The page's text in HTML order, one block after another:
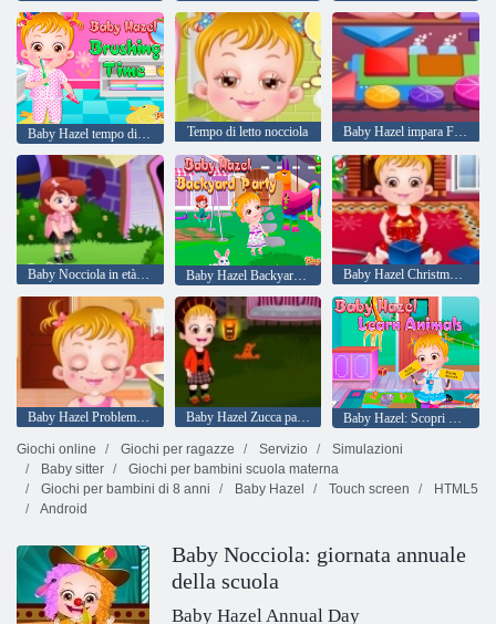
Tempo di letto nocciola Baby Hazel impara Forme
Baby Nocciola in età prescolare Baby Hazel Backyard partito Baby Hazel Christmas Time
Baby Hazel Problemi della pelle Baby Hazel Zucca partito
Baby Hazel: Scopri gli animali
Giochi online
Giochi per ragazze Servizio
Simulazioni
Baby sitter
Giochi per bambini scuola materna
Giochi per bambini di 8 anni
Baby Hazel Touch screen
HTML5
Android
Baby Nocciola: giornata annuale
della scuola
Baby Hazel Annual Day